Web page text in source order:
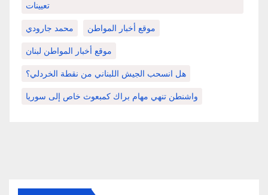
تعيينات
محمد جارودي موقع أخبار المواطن
موقع أخبار المواطن لبنان
هل انسحب الجيش اللبناني من نقطة الخردلي؟
واشنطن تنهي مهام براك كمبعوث خاص إلى سوريا